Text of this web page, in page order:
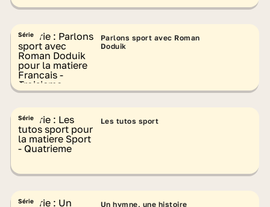
Série
Parlons sport avec Roman
Doduik
Série Les tutos sport
Série Un hymne, une histoire